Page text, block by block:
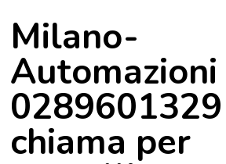
Milano-
Automazioni
0289601329
chiama per